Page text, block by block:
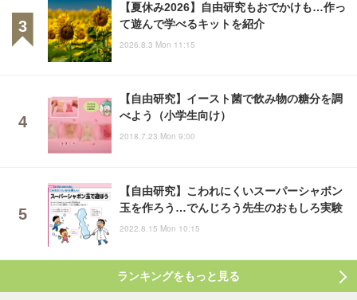
【夏休み2026】自由研究もおでかけも…作っ
て遊んで学べるキットを紹介
2026.8.3 Mon 11:15
【自由研究】イースト菌で飲み物の糖分を調
べよう（小学生向け）
2018.7.23 Mon 9:00
【自由研究】こわれにくいスーパーシャボン
玉を作ろう…でんじろう先生のおもしろ実験
2022.8.15 Mon 10:15
ランキングをもっと見る